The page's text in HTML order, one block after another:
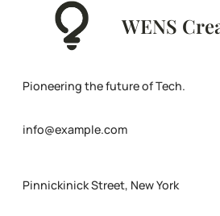
WENS
Pioneering the future of Tech.
info@example.com
Pinnickinick Street, New York